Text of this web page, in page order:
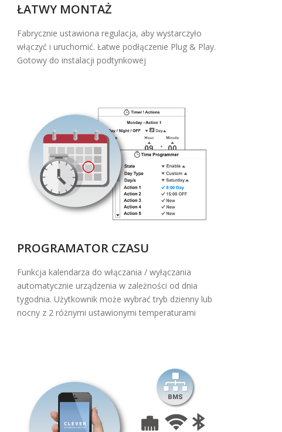
ŁATWY MONTAŻ
Fabrycznie ustawiona regulacja, aby wystarczyło
włączyć i uruchomić. Łatwe podłączenie Plug & Play.
Gotowy do instalacji podtynkowej
PROGRAMATOR CZASU
Funkcja kalendarza do włączania / wyłączania
automatycznie urządzenia w zależności od dnia
tygodnia. Użytkownik może wybrać tryb dzienny lub
nocny z 2 różnymi ustawionymi temperaturami